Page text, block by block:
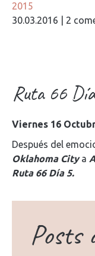
2015
30.03.2016
2
Ruta 66
Viernes 16
Después del
Oklahoma Citya
Ruta 66 Día 5.
Posts